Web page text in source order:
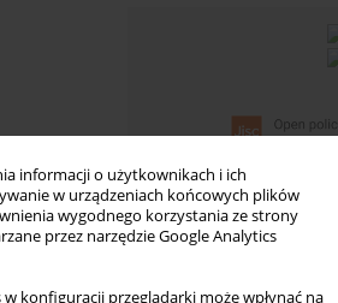
informacji o użytkownikach i ich
w urządzeniach końcowych plików
wygodnego korzystania ze strony
przez narzędzie Google Analytics
konfiguracji przeglądarki może wpłynąć na
Newsletter
Wpisz swój adres email